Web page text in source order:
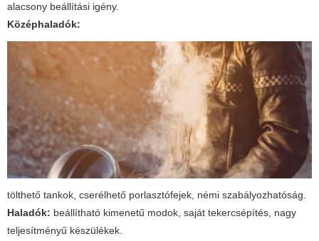
alacsony beállítási igény.
Középhaladók:
tölthető tankok, cserélhető porlasztófejek, némi szabályozhatóság.
Haladók: beállítható kimenetű modok, saját tekercsépítés, nagy
teljesítményű készülékek.